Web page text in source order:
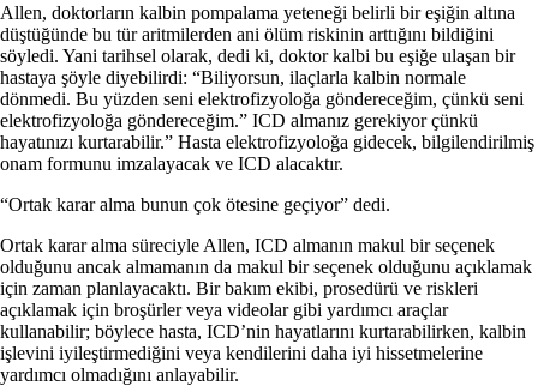
Allen, doktorların kalbin pompalama yeteneği belirli bir eşiğin altına
düştüğünde bu tür aritmilerden ani ölüm riskinin arttığını bildiğini
söyledi. Yani tarihsel olarak, dedi ki, doktor kalbi bu eşiğe ulaşan bir
hastaya şöyle diyebilirdi: “Biliyorsun, ilaçlarla kalbin normale
dönmedi. Bu yüzden seni elektrofizyoloğa göndereceğim, çünkü seni
elektrofizyoloğa göndereceğim.” ICD almanız gerekiyor çünkü
hayatınızı kurtarabilir.” Hasta elektrofizyoloğa gidecek, bilgilendirilmiş
onam formunu imzalayacak ve ICD alacaktır.
“Ortak karar alma bunun çok ötesine geçiyor” dedi.
Ortak karar alma süreciyle Allen, ICD almanın makul bir seçenek
olduğunu ancak almamanın da makul bir seçenek olduğunu açıklamak
için zaman planlayacaktı. Bir bakım ekibi, prosedürü ve riskleri
açıklamak için broşürler veya videolar gibi yardımcı araçlar
kullanabilir; böylece hasta, ICD’nin hayatlarını kurtarabilirken, kalbin
işlevini iyileştirmediğini veya kendilerini daha iyi hissetmelerine
yardımcı olmadığını anlayabilir.